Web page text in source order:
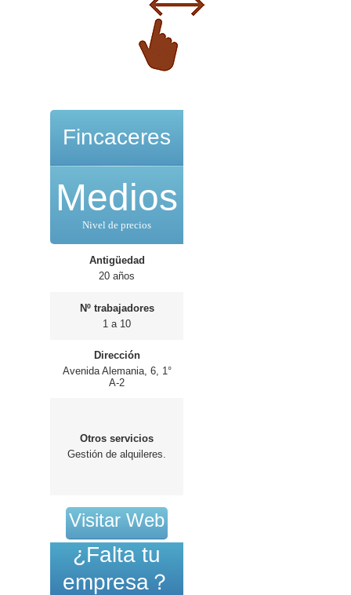
Fincaceres
Medios
Nivel de precios
Antigüedad
20 años
Nº trabajadores
1 a 10
Dirección
Avenida Alemania, 6, 1°
A-2
Otros servicios
Gestión de alquileres.
Visitar Web
¿Falta tu
empresa？